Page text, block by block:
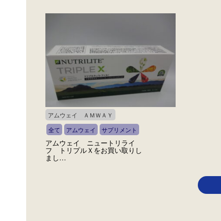
アムウェイ ＡＭＷＡＹ
全て
アムウェイ サプリメント
アムウェイ ニュートリライ
フ トリプルＸをお買い取りし
まし…